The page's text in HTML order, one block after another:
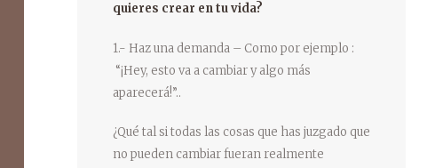
quieres crear en tu vida?
1.- Haz una demanda – Como por ejemplo :
“¡Hey, esto va a cambiar y algo más
aparecerá!”..
¿Qué tal si todas las cosas que has juzgado que
no pueden cambiar fueran realmente